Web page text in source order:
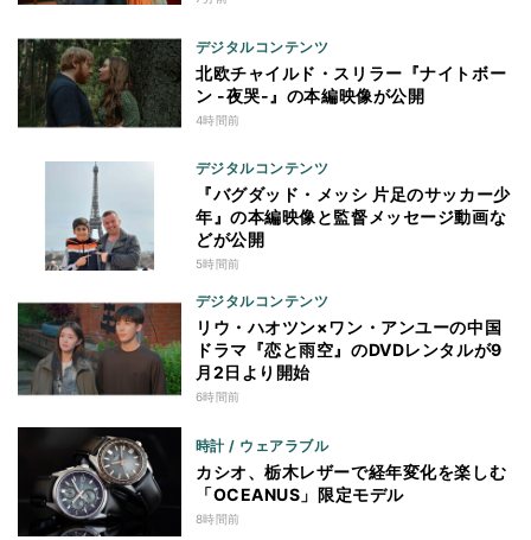
デジタルコンテンツ
北欧チャイルド・スリラー『ナイトボー
ン -夜哭-』の本編映像が公開
4時間前
デジタルコンテンツ
『バグダッド・メッシ 片足のサッカー少
年』の本編映像と監督メッセージ動画な
どが公開
5時間前
デジタルコンテンツ
リウ・ハオツン×ワン・アンユーの中国
ドラマ『恋と雨空』のDVDレンタルが9
月2日より開始
6時間前
時計 / ウェアラブル
カシオ、栃木レザーで経年変化を楽しむ
「OCEANUS」限定モデル
8時間前